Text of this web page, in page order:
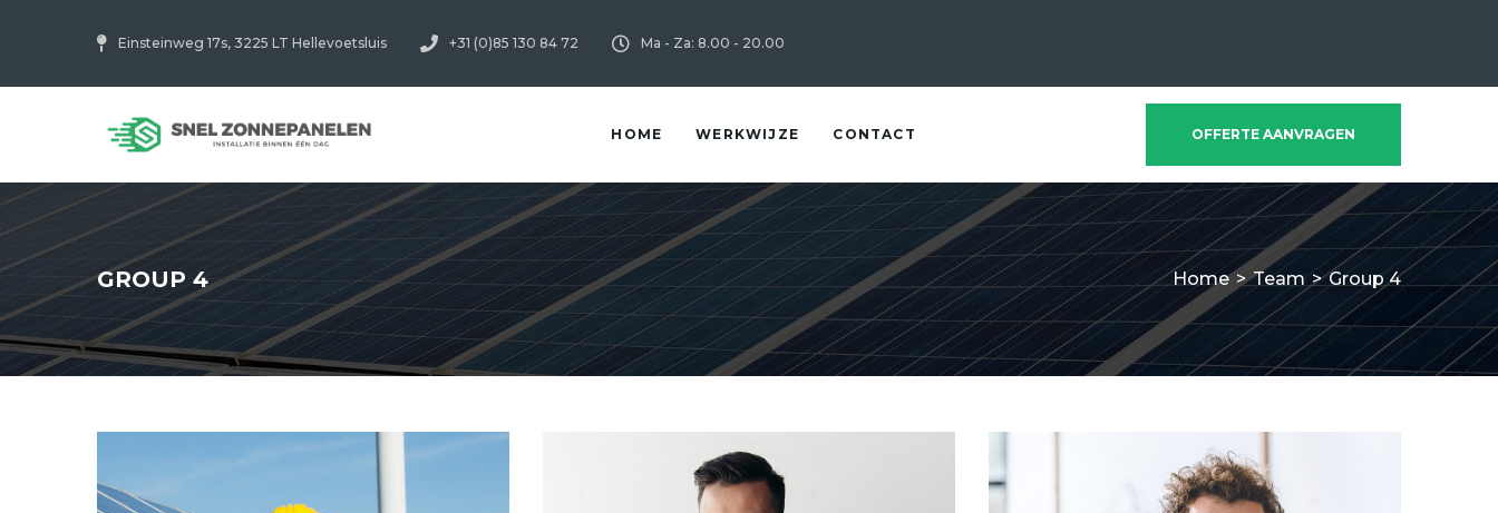
Einsteinweg 17s, 3225 LT Hellevoetsluis +31 (0)85 130 84 72 Ma - Za: 8.00 - 20.00
HOME WERKWIJZE CONTACT OFFERTE AANVRAGEN
GROUP 4 Home > Team > Group 4